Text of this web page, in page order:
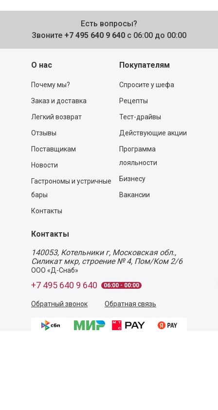
Есть вопросы?
Звоните +7 495 640 9 640 с 06:00 до 00:00
О нас
Почему мы?
Заказ и доставка
Легкий возврат
Отзывы
Поставщикам
Новости
Гастрономы и устричные
бары
Контакты
Покупателям
Спросите у шефа
Рецепты
Тест-драйвы
Действующие акции
Программа
лояльности
Бизнесу
Вакансии
Контакты
140053, Котельники г, Московская обл.,
Силикат мкр, строение № 4, Пом/Ком 2/6
ООО «Д-Снаб»
+7 495 640 9 640 06:00 - 00:00
Обратный звонок Обратная связь